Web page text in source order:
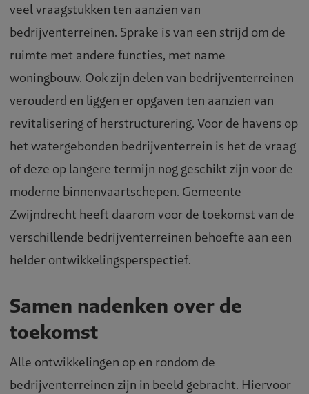
veel vraagstukken ten aanzien van
bedrijventerreinen. Sprake is van een strijd om de
ruimte met andere functies, met name
woningbouw. Ook zijn delen van bedrijventerreinen
verouderd en liggen er opgaven ten aanzien van
revitalisering of herstructurering. Voor de havens op
het watergebonden bedrijventerrein is het de vraag
of deze op langere termijn nog geschikt zijn voor de
moderne binnenvaartschepen. Gemeente
Zwijndrecht heeft daarom voor de toekomst van de
verschillende bedrijventerreinen behoefte aan een
helder ontwikkelingsperspectief.
Samen nadenken over de
toekomst
Alle ontwikkelingen op en rondom de
bedrijventerreinen zijn in beeld gebracht. Hiervoor